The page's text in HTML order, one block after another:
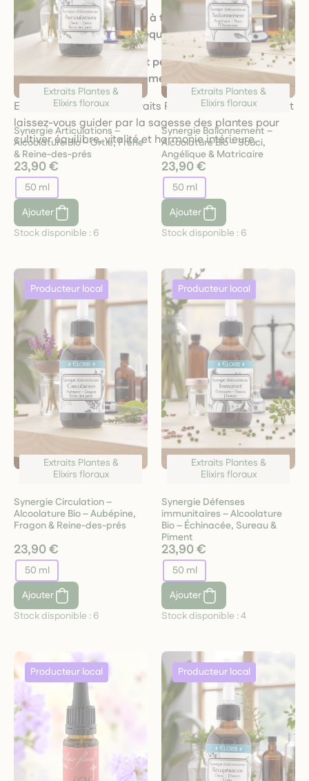
Des produits adaptés à tous les besoins, du
soutien physique à l’équilibre émotionnel
Un accompagnement personnalisé pour une
routine bien-être sur-mesure
Explorez la catégorie Extraits Plantes & Élixirs floraux et
laissez-vous guider par la sagesse des plantes pour
cultiver équilibre, vitalité et harmonie intérieure.
Extraits Plantes &
Elixirs floraux
Synergie Articulations –
Alcoolature Bio – Ortie, Frêne
& Reine-des-prés
23,90 €
50 ml
Ajouter
Stock disponible : 6
Extraits Plantes &
Elixirs floraux
Synergie Ballonnement –
Alcoolature Bio – Souci,
Angélique & Matricaire
23,90 €
50 ml
Ajouter
Stock disponible : 6
Extraits Plantes &
Elixirs floraux
Synergie Circulation –
Alcoolature Bio – Aubépine,
Fragon & Reine-des-prés
23,90 €
50 ml
Ajouter
Stock disponible : 6
Extraits Plantes &
Elixirs floraux
Synergie Défenses
immunitaires – Alcoolature
Bio – Échinacée, Sureau &
Piment
23,90 €
50 ml
Ajouter
Stock disponible :4